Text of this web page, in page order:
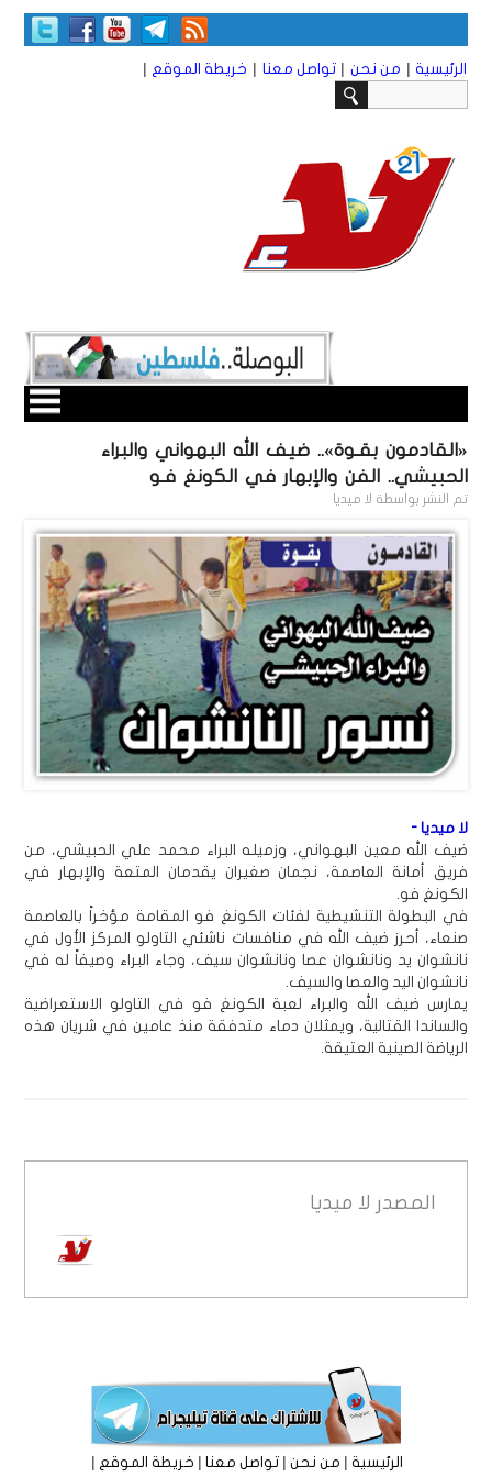
الرئيسية | من نحن | تواصل معنا | خريطة الموقع |
«القادمون بقـوة».. ضيف الله البهواني والبراء
الحبيشي.. الفن والإبهار في الكونغ فـو
تم النشر بواسطة لا ميديا
لا ميديا -
ضيف الله معين البهواني، وزميله البراء محمد علي الحبيشي، من
فريق أمانة العاصمة، نجمان صغيران يقدمان المتعة والإبهار في
الكونغ فو.
في البطولة التنشيطية لفئات الكونغ فو المقامة مؤخراً بالعاصمة
صنعاء، أحرز ضيف الله في منافسات ناشئي التاولو المركز الأول في
نانشوان يد ونانشوان عصا ونانشوان سيف، وجاء البراء وصيفاً له في
نانشوان اليد والعصا والسيف.
يمارس ضيف الله والبراء لعبة الكونغ فو في التاولو الاستعراضية
والساندا القتالية، ويمثلان دماء متدفقة منذ عامين في شريان هذه
الرياضة الصينية العتيقة.
المصدر لا ميديا
الرئيسية|من نحن|تواصل معنا|خريطة الموقع |